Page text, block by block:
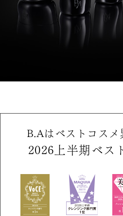
B.Aはベストコスメ
2026上半期ベス